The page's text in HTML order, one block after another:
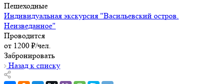
Пешеходные
Индивидуальная экскурсия "Васильевский остров.
Неизведанное"
Проводится
от 1200 ₽/чел.
Забронировать
Назад к списку